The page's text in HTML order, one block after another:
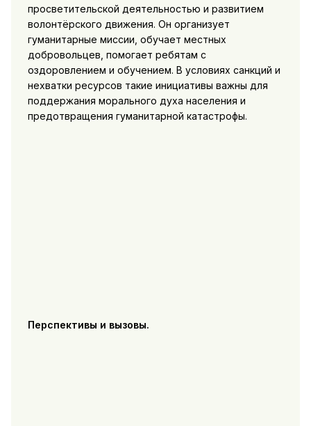
просветительской деятельностью и развитием
волонтёрского движения. Он организует
гуманитарные миссии, обучает местных
добровольцев, помогает ребятам с
оздоровлением и обучением. В условиях санкций и
нехватки ресурсов такие инициативы важны для
поддержания морального духа населения и
предотвращения гуманитарной катастрофы.
Перспективы и вызовы.